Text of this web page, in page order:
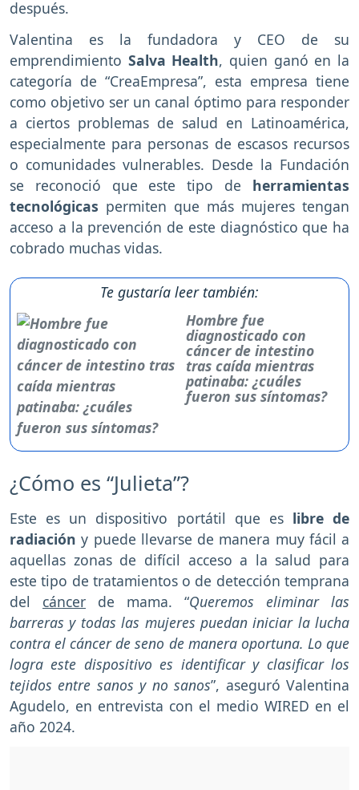
después.
Valentina es la fundadora y CEO de su
emprendimiento Salva Health, quien ganó en la
categoría de “CreaEmpresa”, esta empresa tiene
como objetivo ser un canal óptimo para responder
a ciertos problemas de salud en Latinoamérica,
especialmente para personas de escasos recursos
o comunidades vulnerables. Desde la Fundación
se reconoció que este tipo de herramientas
tecnológicas permiten que más mujeres tengan
acceso a la prevención de este diagnóstico que ha
cobrado muchas vidas.
Te gustaría leer también:
Hombre fue
diagnosticado con
cáncer de intestino
tras caída mientras
patinaba: ¿cuáles
fueron sus síntomas?
¿Cómo es “Julieta”?
Este es un dispositivo portátil que es libre de
radiación y puede llevarse de manera muy fácil a
aquellas zonas de difícil acceso a la salud para
este tipo de tratamientos o de detección temprana
del cáncer de mama. “Queremos eliminar las
barreras y todas las mujeres puedan iniciar la lucha
contra el cáncer de seno de manera oportuna. Lo que
logra este dispositivo es identificar y clasificar los
tejidos entre sanos y no sanos”, aseguró Valentina
Agudelo, en entrevista con el medio WIRED en el
año 2024.